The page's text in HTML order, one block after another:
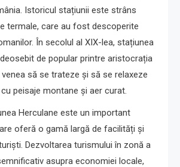
Istoricul stațiunii este strâns
termale, care au fost descoperite
În secolul al XIX-lea, stațiunea
de popular printre aristocrația
să se trateze și să se relaxeze
peisaje montane și aer curat.
Herculane este un important
oferă o gamă largă de facilități și
Dezvoltarea turismului în zonă a
asupra economiei locale,